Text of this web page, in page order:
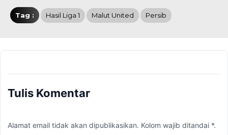
Tag : Hasil Liga 1 Malut United Persib
Tulis Komentar
Alamat email tidak akan dipublikasikan. Kolom wajib ditandai *.